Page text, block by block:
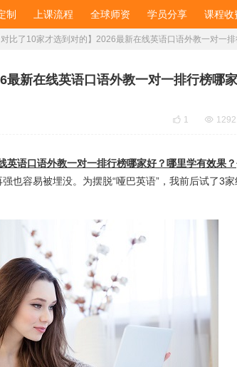
制 上课流程 全球师资 学员分享 课程收
对比了10家才选到对的】2026最新在线英语口语外教一对一
最新在线英语口语外教一对一排行榜哪
 1 
英语口语外教一对一排行榜哪家好？哪里学有效果？
也容易被埋没。为摆脱“哑巴英语”，我前后试了3